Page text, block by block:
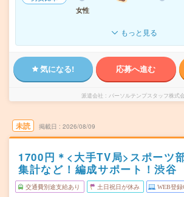
女性
もっと見る
気になる! 応募へ進む
派遣会社 パーソルテンプスタッフ株式
未読 掲載日 2026/08/09
1700円＊<大手TV局>スポーツ
集計など！編成サポート！渋谷
交通費別途支給あり 土日祝日が休み WEB登録